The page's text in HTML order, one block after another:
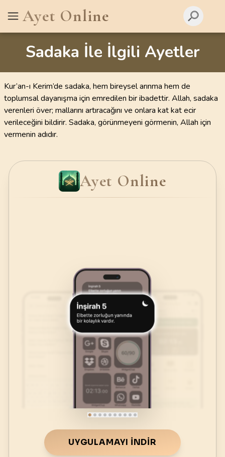
Ayet Online
Sadaka İle İlgili Ayetler
Kur’an-ı Kerim’de sadaka, hem bireysel arınma hem de
toplumsal dayanışma için emredilen bir ibadettir. Allah, sadaka
verenleri över; mallarını artıracağını ve onlara kat kat ecir
verileceğini bildirir. Sadaka, görünmeyeni görmenin, Allah için
vermenin adıdır.
Ayet Online
UYGULAMAYI İNDIR